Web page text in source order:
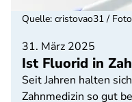
31. März 2025
Ist Fluorid in
Seit Jahren halten
Zahnmedizin so gut
Quelle: cristovao31 /